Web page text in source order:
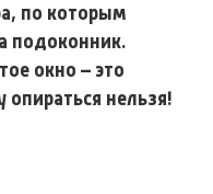
по которым
подоконник.
окно – это
опираться нельзя!